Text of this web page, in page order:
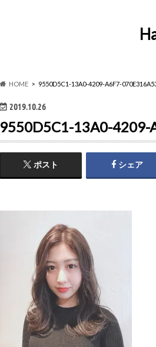
HOME 9550D5C1-13A0-4209-A6F7-
2019.10.26
9550D5C1-13A0-4209-
ポスト シェア